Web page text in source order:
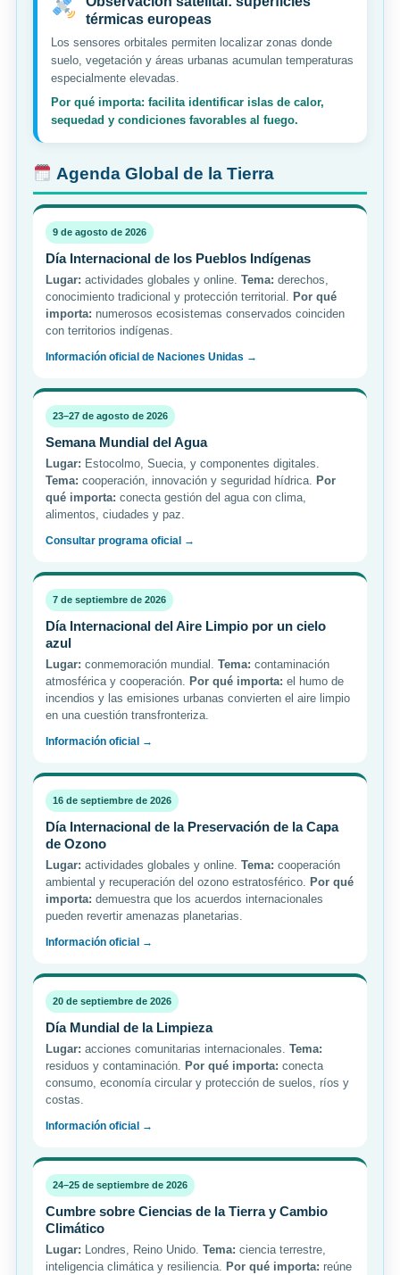
térmicas europeas
Los sensores orbitales permiten localizar zonas donde
suelo, vegetación y áreas urbanas acumulan temperaturas
especialmente elevadas.
Por qué importa: facilita identificar islas de calor,
sequedad y condiciones favorables al fuego.
Agenda Global de la Tierra
9 de agosto de 2026
Día Internacional de los Pueblos Indígenas
Lugar: actividades globales y online. Tema: derechos,
conocimiento tradicional y protección territorial.
Por qué
importa: numerosos ecosistemas conservados coinciden
con territorios indígenas.
Información oficial de Naciones Unidas →
23–27 de agosto de 2026
Semana Mundial del Agua
Lugar: Estocolmo, Suecia, y componentes digitales.
Tema: cooperación, innovación y seguridad hídrica.
Por
qué importa: conecta gestión del agua con clima,
alimentos, ciudades y paz.
Consultar programa oficial →
7 de septiembre de 2026
Día Internacional del Aire Limpio por un cielo
azul
Lugar: conmemoración mundial. Tema: contaminación
atmosférica y cooperación.
Por qué importa: el humo de
incendios y las emisiones urbanas convierten el aire limpio
en una cuestión transfronteriza.
Información oficial →
16 de septiembre de 2026
Día Internacional de la Preservación de la Capa
de Ozono
Lugar: actividades globales y online. Tema: cooperación
ambiental y recuperación del ozono estratosférico.
Por qué
importa: demuestra que los acuerdos internacionales
pueden revertir amenazas planetarias.
Información oficial →
20 de septiembre de 2026
Día Mundial de la Limpieza
Lugar: acciones comunitarias internacionales. Tema:
residuos y contaminación.
Por qué importa: conecta
consumo, economía circular y protección de suelos, ríos y
costas.
Información oficial →
24–25 de septiembre de 2026
Cumbre sobre Ciencias de la Tierra y Cambio
Climático
Lugar: Londres, Reino Unido. Tema: ciencia terrestre,
inteligencia climática y resiliencia.
Por qué importa: reúne